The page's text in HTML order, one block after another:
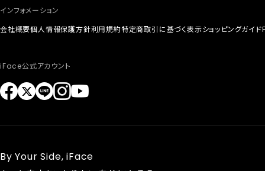
インフォメーション
会社概要個人情報保護方針利用規約特定商取引に基づく表示ショッピングガイド
iFace公式アカウント
By Your Side, iFace